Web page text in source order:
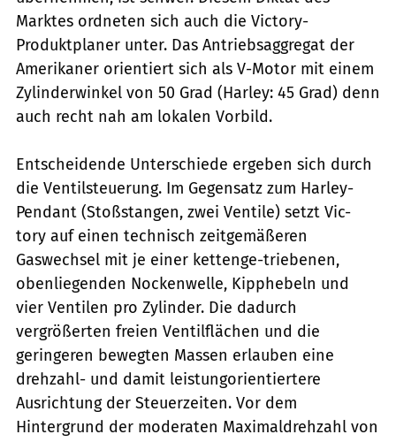
Marktes ordneten sich auch die Victory-
Produktplaner unter. Das Antriebsaggregat der
Amerikaner orientiert sich als V-Motor mit einem
Zylinderwinkel von 50 Grad (Harley: 45 Grad) denn
auch recht nah am lokalen Vorbild.
Entscheidende Unterschiede ergeben sich durch
die Ventilsteuerung. Im Gegensatz zum Harley-
Pendant (Stoßstangen, zwei Ventile) setzt Vic-
tory auf einen technisch zeitgemäßeren
Gaswechsel mit je einer kettenge-triebenen,
obenliegenden Nockenwelle, Kipphebeln und
vier Ventilen pro Zylinder. Die dadurch
vergrößerten freien Ventilflächen und die
geringeren bewegten Massen erlauben eine
drehzahl- und damit leistungorientiertere
Ausrichtung der Steuerzeiten. Vor dem
Hintergrund der moderaten Maximaldrehzahl von